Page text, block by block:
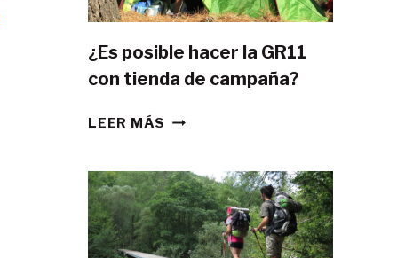
¿Es posible hacer la GR11
con tienda de campaña?
LEER MÁS ¿ES
LA
GR11
CON
TIENDA